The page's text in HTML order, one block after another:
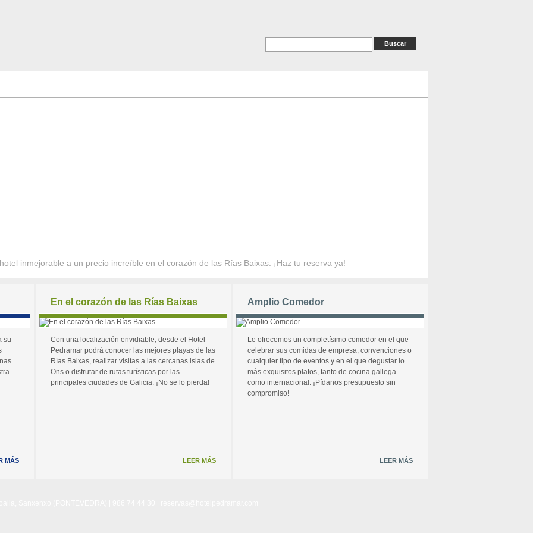
inmejorable a un precio increíble en el corazón de las Rías Baixas. ¡Haz tu reserva ya!
su
MÁS
En el corazón de las Rías Baixas
Con una localización envidiable, desde el Hotel
Pedramar podrá conocer las mejores playas de las
Rías Baixas, realizar visitas a las cercanas islas de
Ons o disfrutar de rutas turísticas por las
principales ciudades de Galicia. ¡No se lo pierda!
LEER MÁS
Amplio Comedor
Le ofrecemos un completísimo comedor en el que
celebrar sus comidas de empresa, convenciones o
cualquier tipo de eventos y en el que degustar lo
más exquisitos platos, tanto de cocina gallega
como internacional. ¡Pídanos presupuesto sin
compromiso!
LEER MÁS